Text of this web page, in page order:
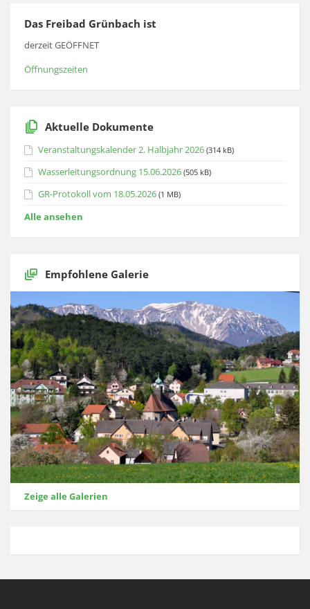
Das Freibad Grünbach ist
derzeit GEÖFFNET
Öffnungszeiten
Aktuelle Dokumente
Veranstaltungskalender 2. Halbjahr 2026 (314 kB)
Wasserleitungsordnung 15.06.2026 (505 kB)
GR-Protokoll vom 18.05.2026 (1 MB)
Alle ansehen
Empfohlene Galerie
Zeige alle Galerien